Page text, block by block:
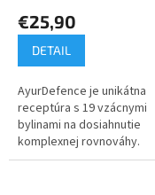
€25,90
DETAIL
AyurDefence je unikátna
receptúra s 19 vzácnymi
bylinami na dosiahnutie
komplexnej rovnováhy.